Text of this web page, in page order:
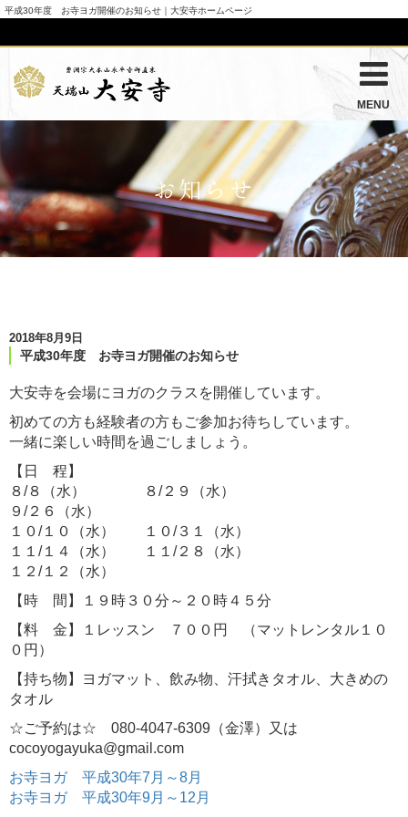
平成30年度 お寺ヨガ開催のお知らせ｜大安寺ホームページ
MENU
お知らせ
2018年8月9日
平成30年度 お寺ヨガ開催のお知らせ
大安寺を会場にヨガのクラスを開催しています。
初めての方も経験者の方もご参加お待ちしています。
一緒に楽しい時間を過ごしましょう。
【日 程】
８/８（水） ８/２９（水）
９/２６（水）
１０/１０（水） １０/３１（水）
１１/１４（水） １１/２８（水）
１２/１２（水）
【時 間】１９時３０分～２０時４５分
【料 金】１レッスン ７００円 （マットレンタル１０
０円）
【持ち物】ヨガマット、飲み物、汗拭きタオル、大きめの
タオル
☆ご予約は☆ 080-4047-6309（金澤）又は
cocoyogayuka@gmail.com
お寺ヨガ 平成30年7月～8月
お寺ヨガ 平成30年9月～12月